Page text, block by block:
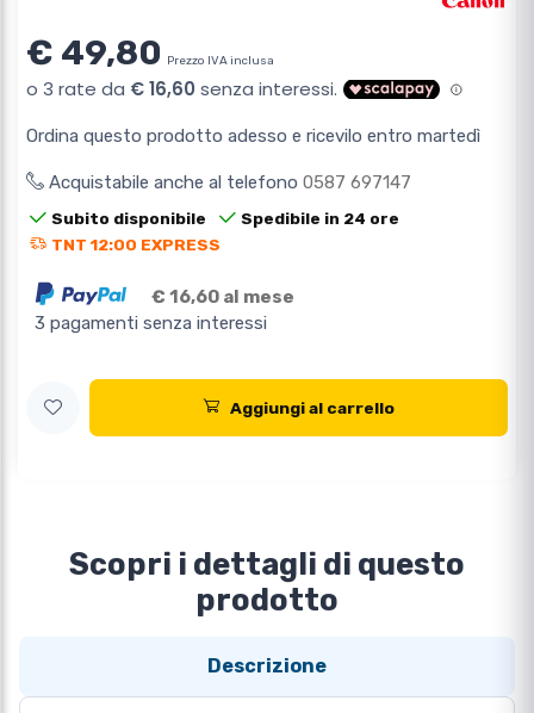
€ 49,80 Prezzo IVA inclusa
Ordina questo prodotto adesso e ricevilo entro martedì
Acquistabile anche al telefono 0587 697147
Subito disponibile
Spedibile in 24 ore
TNT 12:00 EXPRESS
€ 16,60 al mese
3 pagamenti senza interessi
Aggiungi al carrello
Scopri i dettagli di questo
prodotto
Descrizione